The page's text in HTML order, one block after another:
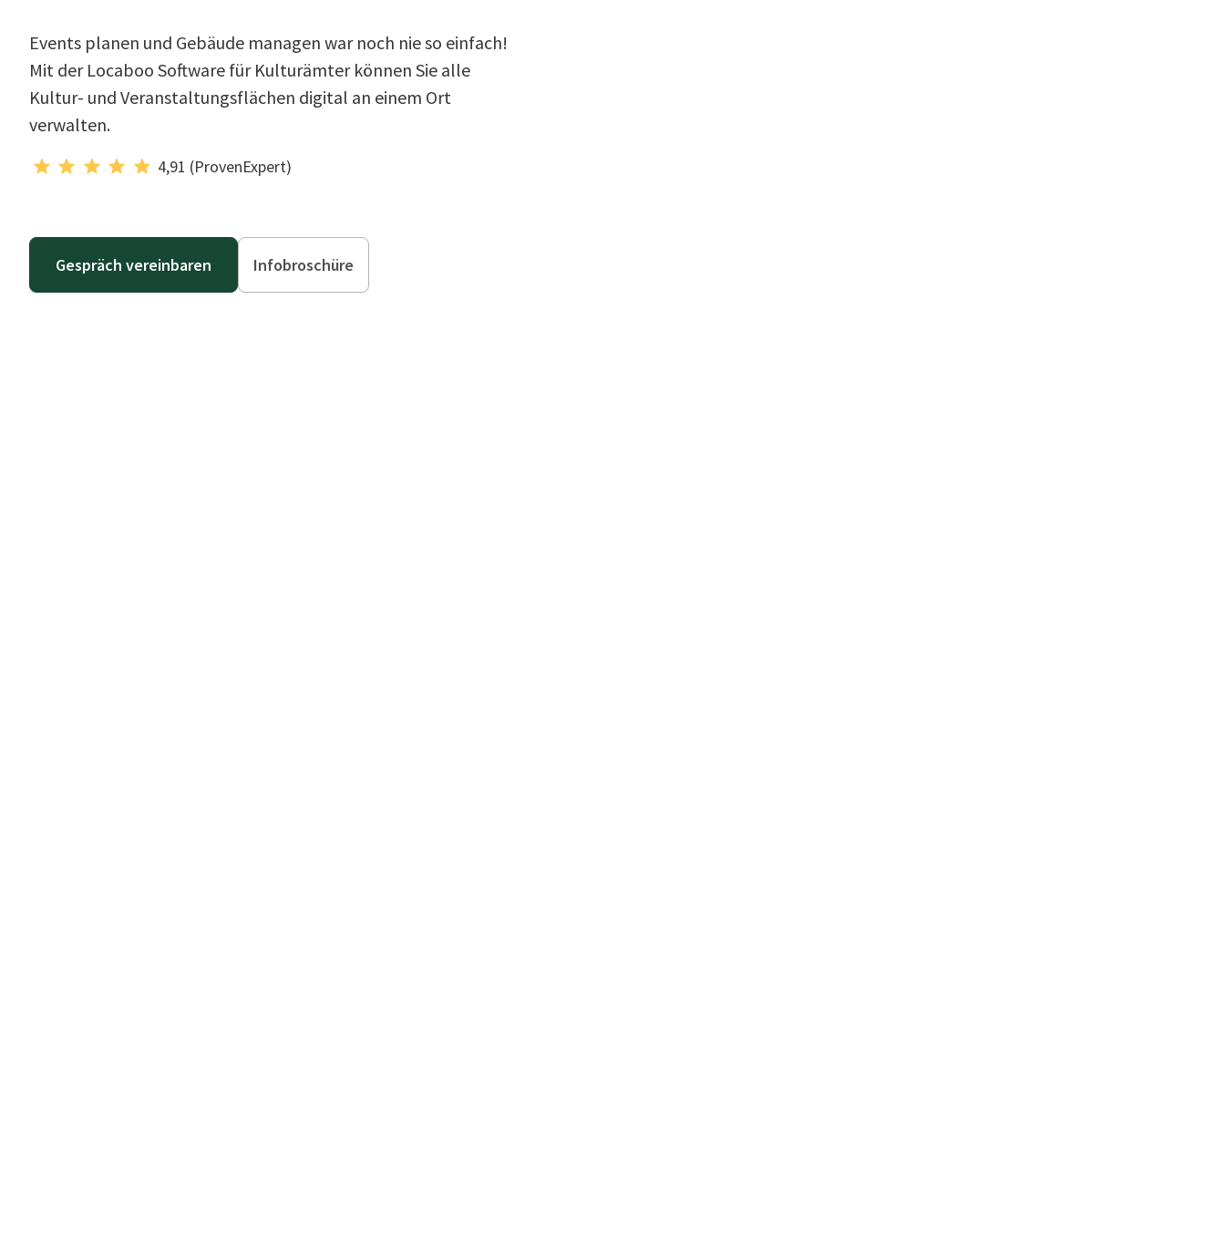
Events planen und Gebäude managen war noch nie so einfach!
Mit der Locaboo Software für Kulturämter können Sie alle
Kultur- und Veranstaltungsflächen digital an einem Ort
verwalten.
4,91 (ProvenExpert)
Gespräch vereinbaren Infobroschüre